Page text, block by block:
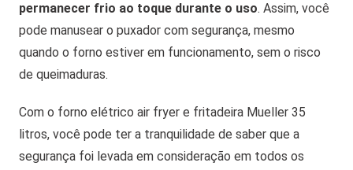
permanecer frio ao toque durante o uso. Assim, você
pode manusear o puxador com segurança, mesmo
quando o forno estiver em funcionamento, sem o risco
de queimaduras.
Com o forno elétrico air fryer e fritadeira Mueller 35
litros, você pode ter a tranquilidade de saber que a
segurança foi levada em consideração em todos os